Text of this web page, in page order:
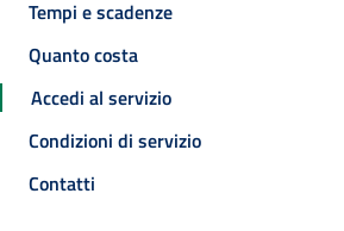
Tempi e scadenze
Quanto costa
Accedi al servizio
Condizioni di servizio
Contatti